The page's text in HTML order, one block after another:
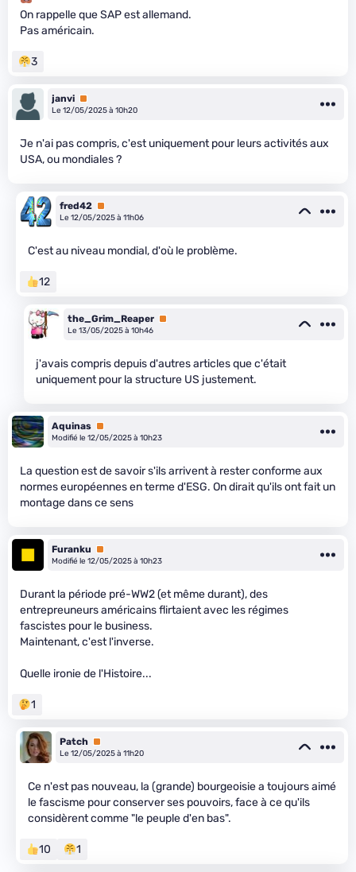
On rappelle que SAP est allemand.
Pas américain.
3
janvi Premium
Le 12/05/2025 à 10h20
Je n'ai pas compris, c'est uniquement pour leurs activités aux
USA, ou mondiales ?
fred42 Premium
Le 12/05/2025 à 11h06
C'est au niveau mondial, d'où le problème.
12
the_Grim_Reaper Premium
Le 13/05/2025 à 10h46
j'avais compris depuis d'autres articles que c'était
uniquement pour la structure US justement.
Aquinas Premium
Modifié le 12/05/2025 à 10h23
La question est de savoir s'ils arrivent à rester conforme aux
normes européennes en terme d'ESG. On dirait qu'ils ont fait un
montage dans ce sens
Furanku
Premium
Modifié le 12/05/2025 à 10h23
Durant la période pré-WW2 (et même durant), des
entrepreuneurs américains flirtaient avec les régimes
fascistes pour le business.
Maintenant, c'est l'inverse.
Quelle ironie de l'Histoire...
1
Patch Premium
Le 12/05/2025 à 11h20
Ce n'est pas nouveau, la (grande) bourgeoisie a toujours aimé
le fascisme pour conserver ses pouvoirs, face à ce qu'ils
considèrent comme "le peuple d'en bas".
10 1